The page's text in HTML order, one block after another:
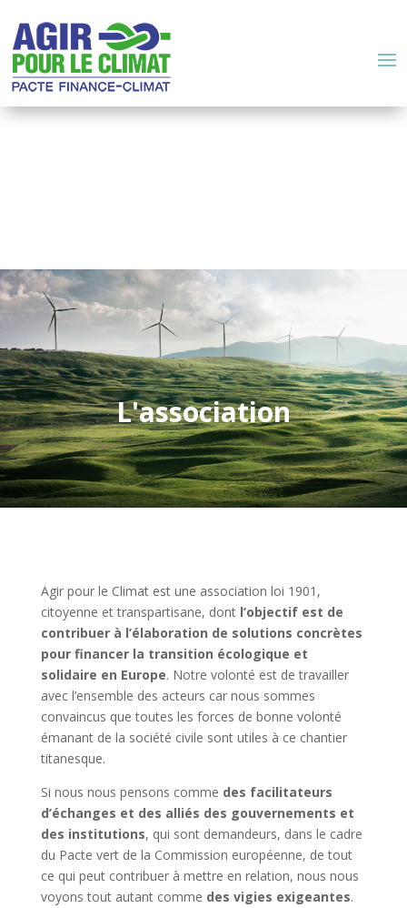
L'association
Agir pour le Climat est une association loi 1901,
citoyenne et transpartisane, dont l’objectif est de
contribuer à l’élaboration de solutions concrètes
pour financer la transition écologique et
solidaire en Europe. Notre volonté est de travailler
avec l’ensemble des acteurs car nous sommes
convaincus que toutes les forces de bonne volonté
émanant de la société civile sont utiles à ce chantier
titanesque.
Si nous nous pensons comme des facilitateurs
d’échanges et des alliés des gouvernements et
des institutions, qui sont demandeurs, dans le cadre
du Pacte vert de la Commission européenne, de tout
ce qui peut contribuer à mettre en relation, nous nous
voyons tout autant comme des vigies exigeantes.